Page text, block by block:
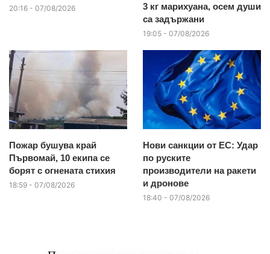
20:16 - 07/08/2026
3 кг марихуана, осем души
са задържани
19:05 - 07/08/2026
Пожар бушува край
Първомай, 10 екипа се
борят с огнената стихия
18:59 - 07/08/2026
Нови санкции от ЕС: Удар
по руските
производители на ракети
и дронове
18:40 - 07/08/2026